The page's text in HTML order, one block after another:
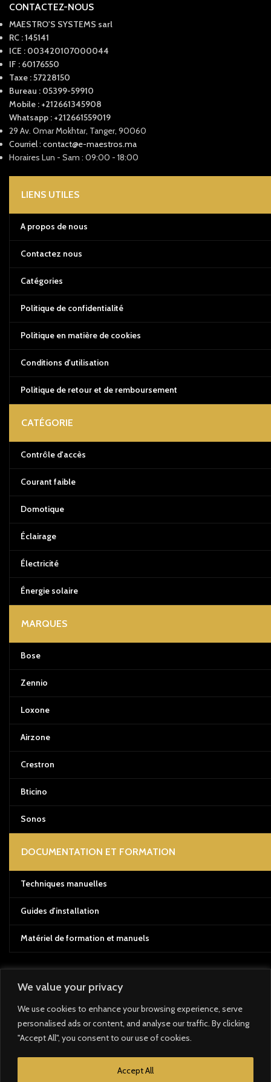
We value your privacy
We use cookies to enhance your browsing experience, serve
personalised ads or content, and analyse our traffic. By clicking
"Accept All", you consent to our use of cookies.
Accept All
CONTACTEZ-NOUS
MAESTRO'S SYSTEMS sarl
RC : 145141
ICE : 003420107000044
IF : 60176550
Taxe : 57228150
Bureau : 05399-59910
Mobile : +212661345908
Whatsapp : +212661559019
29 Av. Omar Mokhtar, Tanger, 90060
Courriel : contact@e-maestros.ma
Horaires Lun - Sam : 09:00 - 18:00
LIENS UTILES
A propos de nous
Contactez nous
Catégories
Politique de confidentialité
Politique en matière de cookies
Conditions d'utilisation
Politique de retour et de remboursement
CATÉGORIE
Contrôle d'accès
Courant faible
Domotique
Éclairage
Électricité
Énergie solaire
MARQUES
Bose
Zennio
Loxone
Airzone
Crestron
Bticino
Sonos
DOCUMENTATION ET FORMATION
Techniques manuelles
Guides d'installation
Matériel de formation et manuels
Système de paiement :
Système d'expédition :